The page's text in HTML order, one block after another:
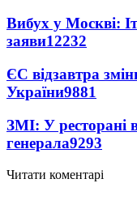
Вибух у Москві:
заяви12232
ЄС відзавтра
України9881
ЗМІ: У ресторані
генерала9293
Читати коментарі